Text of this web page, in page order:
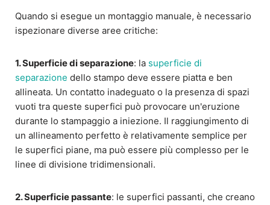
Quando si esegue un montaggio manuale, è necessario
ispezionare diverse aree critiche:
1. Superficie di separazione: la superficie di
separazione dello stampo deve essere piatta e ben
allineata. Un contatto inadeguato o la presenza di spazi
vuoti tra queste superfici può provocare un'eruzione
durante lo stampaggio a iniezione. Il raggiungimento di
un allineamento perfetto è relativamente semplice per
le superfici piane, ma può essere più complesso per le
linee di divisione tridimensionali.
2. Superficie passante: le superfici passanti, che creano